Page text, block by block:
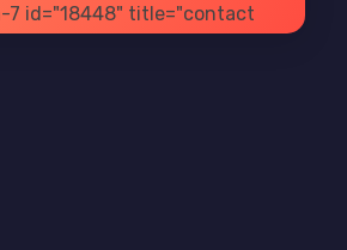
id="18448" title="contact